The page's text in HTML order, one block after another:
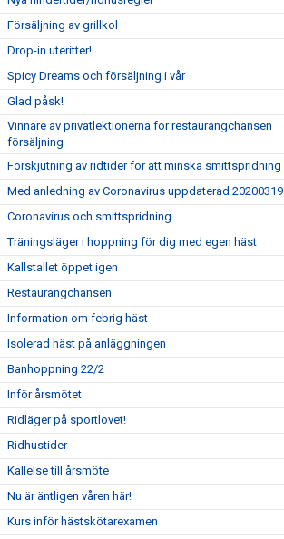
Försäljning av grillkol
Drop-in uteritter!
Spicy Dreams och försäljning i vår
Glad påsk!
Vinnare av privatlektionerna för restaurangchansen
försäljning
Förskjutning av ridtider för att minska smittspridning
Med anledning av Coronavirus uppdaterad 20200319
Coronavirus och smittspridning
Träningsläger i hoppning för dig med egen häst
Kallstallet öppet igen
Restaurangchansen
Information om febrig häst
Isolerad häst på anläggningen
Banhoppning 22/2
Inför årsmötet
Ridläger på sportlovet!
Ridhustider
Kallelse till årsmöte
Nu är äntligen våren här!
Kurs inför hästskötarexamen